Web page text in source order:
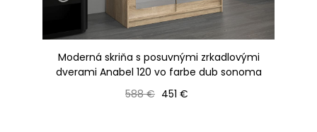
Moderná skriňa s posuvnými zrkadlovými
dverami Anabel 120 vo farbe dub sonoma
Bežná cena
588 € Cena
451 €